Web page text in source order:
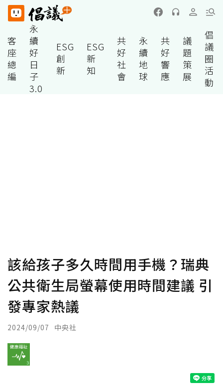
客
座
總
編
永
續
好
日
子
3.0
ESG
創
新
ESG
新
知
共
好
社
會
永
續
地
球
共
好
響
應
議
題
策
展
倡
議
圈
活
動
該給孩子多久時間用手機？瑞典
公共衛生局螢幕使用時間建議 引
發專家熱議
2024/09/07 中央社